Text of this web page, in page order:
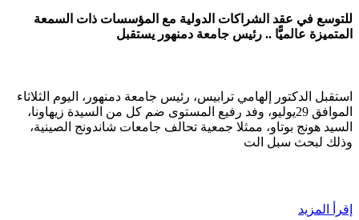
للتوسع في عقد الشراكات الدولية مع المؤسسات ذات السمعة
المتميزة عالميًّا .. رئيس جامعة دمنهور يستقبل
استقبل الدكتور إلهامي ترابيس، رئيس جامعة دمنهور، اليوم الثلاثاء
الموافق 29يوليو، وفد رفيع المستوى ضم كل من السيدة زيهاونا،
السيد هونج بوتاو، ممثلا جمعية تحالف جامعات شاندونج الصينية،
وذلك لبحث سبل الت
إقرأ المزيد